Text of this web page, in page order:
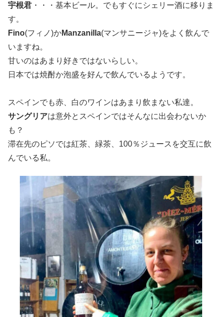
宇根君 ・・・基本ビール。でもすぐにシェリー酒に移りま
す。
Fino(フィノ)かManzanilla(マンサニージャ)をよく飲んで
いますね。
甘いのはあまり好きではないらしい。
日本では焼酎か泡盛を好んで飲んでいるようです。
スペインでも赤、白のワインはあまり飲まない私達。
サングリアは意外とスペインではそんなに出会わないか
も？
滞在先のピソでは紅茶、緑茶、100％ジュースを交互に飲
んでいる私。